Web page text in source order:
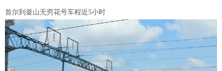
首尔到釜山无穷花号车程近5小时